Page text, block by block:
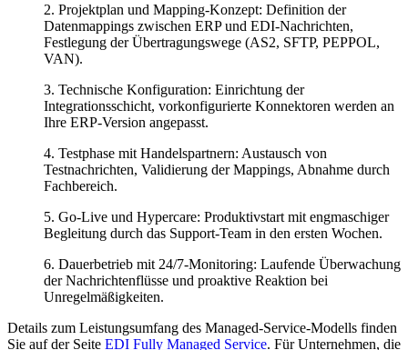
2. Projektplan und Mapping-Konzept: Definition der
Datenmappings zwischen ERP und EDI-Nachrichten,
Festlegung der Übertragungswege (AS2, SFTP, PEPPOL,
VAN).
3. Technische Konfiguration: Einrichtung der
Integrationsschicht, vorkonfigurierte Konnektoren werden an
Ihre ERP-Version angepasst.
4. Testphase mit Handelspartnern: Austausch von
Testnachrichten, Validierung der Mappings, Abnahme durch
Fachbereich.
5. Go-Live und Hypercare: Produktivstart mit engmaschiger
Begleitung durch das Support-Team in den ersten Wochen.
6. Dauerbetrieb mit 24/7-Monitoring: Laufende Überwachung
der Nachrichtenflüsse und proaktive Reaktion bei
Unregelmäßigkeiten.
Details zum Leistungsumfang des Managed-Service-Modells finden
Sie auf der Seite EDI Fully Managed Service. Für Unternehmen, die